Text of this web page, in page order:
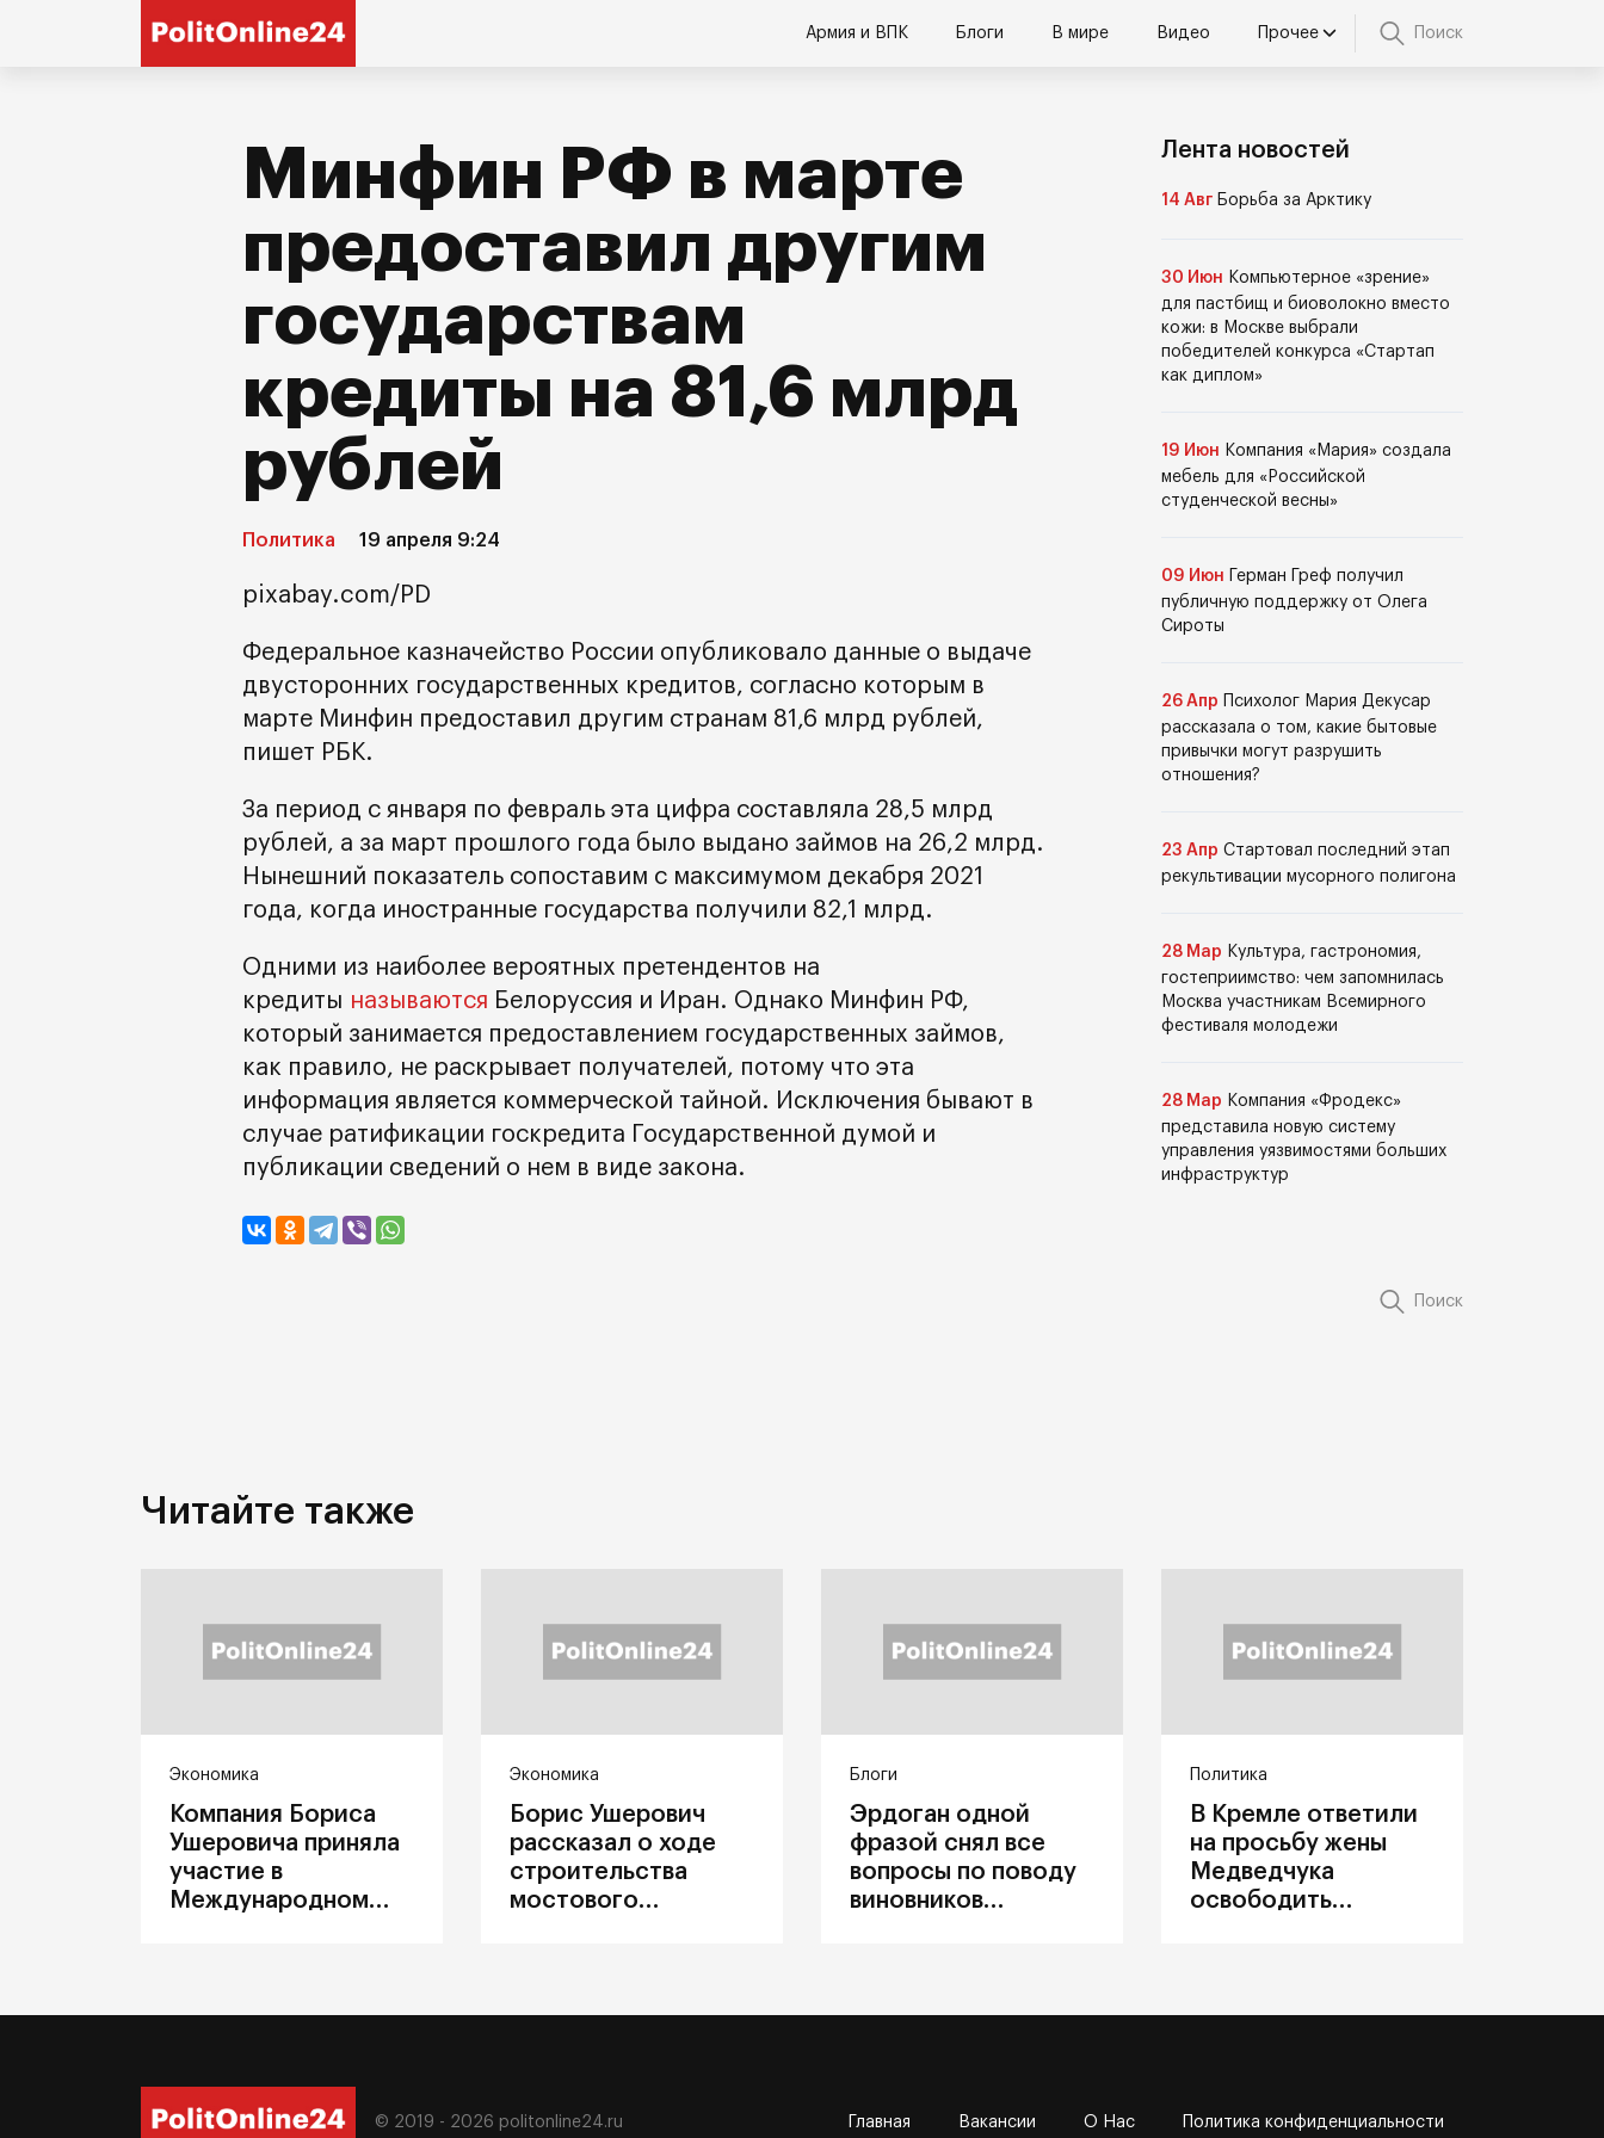
Армия и ВПК Блоги В мире Видео Прочее Поиск
Минфин РФ в марте
предоставил другим
государствам
кредиты на 81,6 млрд
рублей
Политика 19 апреля 9:24
pixabay.com/PD
Федеральное казначейство России опубликовало данные о выдаче
двусторонних государственных кредитов, согласно которым в
марте Минфин предоставил другим странам 81,6 млрд рублей,
пишет РБК.
За период с января по февраль эта цифра составляла 28,5 млрд
рублей, а за март прошлого года было выдано займов на 26,2 млрд.
Нынешний показатель сопоставим с максимумом декабря 2021
года, когда иностранные государства получили 82,1 млрд.
Одними из наиболее вероятных претендентов на
кредиты называются Белоруссия и Иран. Однако Минфин РФ,
который занимается предоставлением государственных займов,
как правило, не раскрывает получателей, потому что эта
информация является коммерческой тайной. Исключения бывают в
случае ратификации госкредита Государственной думой и
публикации сведений о нем в виде закона.
Лента новостей
14 Авг Борьба за Арктику
30 Июн Компьютерное «зрение»
для пастбищ и биоволокно вместо
кожи: в Москве выбрали
победителей конкурса «Стартап
как диплом»
19 Июн Компания «Мария» создала
мебель для «Российской
студенческой весны»
09 Июн
Герман Греф получил
публичную поддержку от Олега
Сироты
26 Апр
Психолог Мария Декусар
рассказала о том, какие бытовые
привычки могут разрушить
отношения?
23 Апр Стартовал последний этап
рекультивации мусорного полигона
28 Мар Культура, гастрономия,
гостеприимство: чем запомнилась
Москва участникам Всемирного
фестиваля молодежи
28 Мар Компания «Фродекс»
представила новую систему
управления уязвимостями больших
инфраструктур
Поиск
Читайте также
Экономика
Компания Бориса
Ушеровича приняла
участие в
Международном
Экономика
Борис Ушерович
рассказал о ходе
строительства
мостового
Блоги
Эрдоган одной
фразой снял все
вопросы по поводу
виновников
Политика
В Кремле ответили
на просьбу жены
Медведчука
освободить
© 2019 - 2026 politonline24.ru Главная Вакансии О Нас Политика конфиденциальности